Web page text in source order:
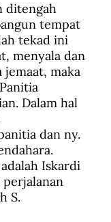
ditengah
tempat
tekad ini
menyala dan
maka
Dalam hal
dan ny.
Iskardi
S.